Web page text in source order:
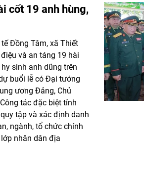
cốt 19 anh hùng,
Đồng Tâm, xã Thiết
và an táng 19 hài
sinh anh dũng trên
buổi lễ có Đại tướng
ương Đảng, Chủ
tác đặc biệt tỉnh
tập và xác định danh
ngành, tổ chức chính
nhân dân địa